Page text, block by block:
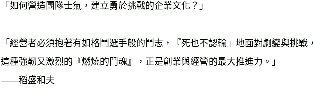
「如何營造團隊士氣，建立勇於挑戰的企業文化？」
「經營者必須抱著有如格鬥選手般的鬥志，『死也不認輸』地面對劇變與挑戰，
這種強靭又激烈的『燃燒的鬥魂』，正是創業與經營的最大推進力。」
——稻盛和夫